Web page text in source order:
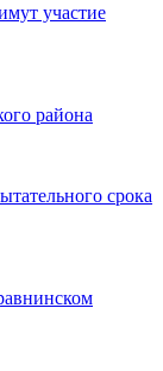
участие
района
срока